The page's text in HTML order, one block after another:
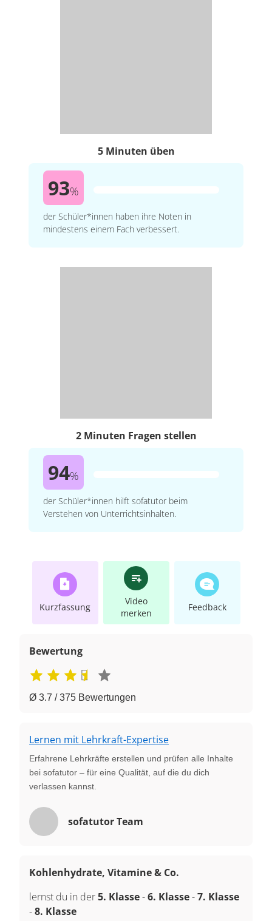
5 Minuten üben
93%
der Schüler*innen haben ihre Noten in
mindestens einem Fach verbessert.
2 Minuten Fragen stellen
94%
der Schüler*innen hilft sofatutor beim
Verstehen von Unterrichtsinhalten.
Kurzfassung
Video
merken
Feedback
Bewertung
Ø 3.7 / 375 Bewertungen
Lernen mit Lehrkraft-Expertise
Erfahrene Lehrkräfte erstellen und prüfen alle Inhalte
bei sofatutor – für eine Qualität, auf die du dich
verlassen kannst.
sofatutor Team
Kohlenhydrate, Vitamine & Co.
lernst du in der5. Klasse-6. Klasse-7. Klasse
-8. Klasse